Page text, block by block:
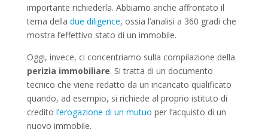
importante richiederla. Abbiamo anche affrontato il
tema della due diligence, ossia l’analisi a 360 gradi che
mostra l’effettivo stato di un immobile.
Oggi, invece, ci concentriamo sulla compilazione della
perizia immobiliare. Si tratta di un documento
tecnico che viene redatto da un incaricato qualificato
quando, ad esempio, si richiede al proprio istituto di
credito l’erogazione di un mutuo per l’acquisto di un
nuovo immobile.